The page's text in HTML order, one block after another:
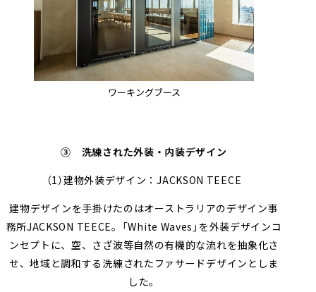
ワーキングブース
③ 洗練された外装・内装デザイン
（ 1 ）建物外装デザイン：JACKSON TEECE
建物デザインを手掛けたのはオーストラリアのデザイン事
務所JACKSON TEECE。「White Waves 」を外装デザインコ
ンセプトに、空、さざ波等自然の有機的な流れを抽象化さ
せ、地域と調和する洗練されたファサードデザインとしま
した。